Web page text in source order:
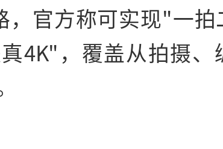
，官方称可实现"一拍
4K"，覆盖从拍摄、